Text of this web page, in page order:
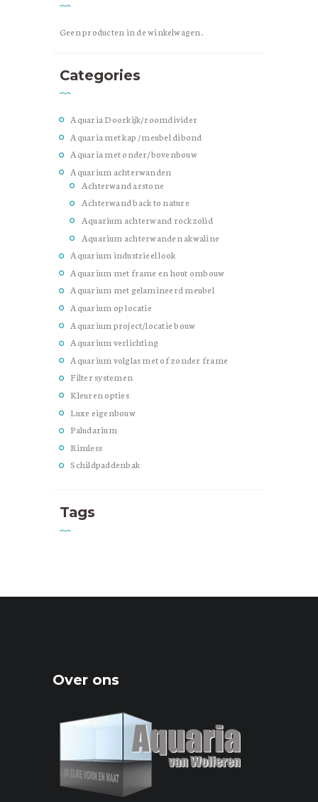
Geen producten in de winkelwagen.
Categories
Aquaria Doorkijk/roomdivider
Aquaria met kap /meubel dibond
Aquaria met onder/bovenbouw
Aquarium achterwanden
Achterwand arstone
Achterwand back to nature
Aquarium achterwand rockzolid
Aquarium achterwanden akwaline
Aquarium industrieel look
Aquarium met frame en hout ombouw
Aquarium met gelamineerd meubel
Aquarium op locatie
Aquarium project/locatie bouw
Aquarium verlichting
Aquarium volglas met of zonder frame
Filter systemen
Kleuren opties
Luxe eigenbouw
Paludarium
Rimless
Schildpaddenbak
Tags
Over ons